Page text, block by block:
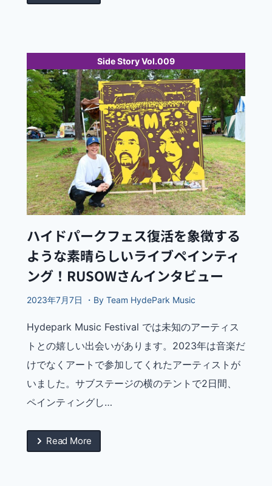
Side Story Vol.009
ハイドパークフェス復活を象徴する
ような素晴らしいライブペインティ
ング！RUSOWさんインタビュー
2023年7月7日 ・By Team HydePark Music
Hydepark Music Festival では未知のアーティス
トとの嬉しい出会いがあります。2023年は音楽だ
けでなくアートで参加してくれたアーティストが
いました。サブステージの横のテントで2日間、
ペインティングし…
Read More